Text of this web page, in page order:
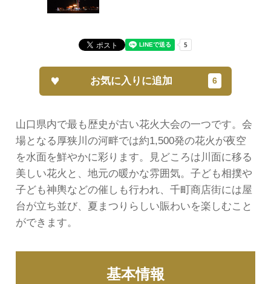
山口県内で最も歴史が古い花火大会の一つです。会
場となる厚狭川の河畔では約1,500発の花火が夜空
を水面を鮮やかに彩ります。見どころは川面に移る
美しい花火と、地元の暖かな雰囲気。子ども相撲や
子ども神輿などの催しも行われ、千町商店街には屋
台が立ち並び、夏まつりらしい賑わいを楽しむこと
ができます。
お気に入りに追加
基本情報